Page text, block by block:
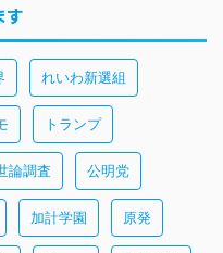
す
れいわ新選組
トランプ
論調査 公明党
加計学園 原発